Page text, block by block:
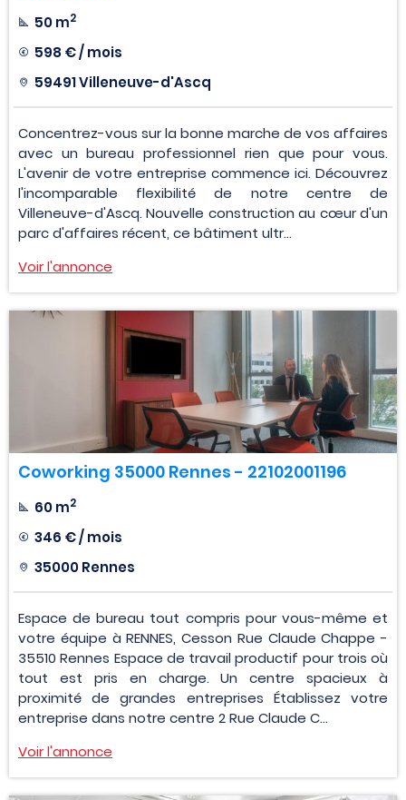
50 m2
598 € / mois
59491 Villeneuve-d'Ascq
Concentrez-vous sur la bonne marche de vos affaires
avec un bureau professionnel rien que pour vous.
L'avenir de votre entreprise commence ici. Découvrez
l'incomparable flexibilité de notre centre de
Villeneuve-d'Ascq. Nouvelle construction au cœur d'un
parc d'affaires récent, ce bâtiment ultr...
Voir l'annonce
Coworking 35000 Rennes - 22102001196
60 m2
346 € / mois
35000 Rennes
Espace de bureau tout compris pour vous-même et
votre équipe à RENNES, Cesson Rue Claude Chappe -
35510 Rennes Espace de travail productif pour trois où
tout est pris en charge. Un centre spacieux à
proximité de grandes entreprises Établissez votre
entreprise dans notre centre 2 Rue Claude C...
Voir l'annonce